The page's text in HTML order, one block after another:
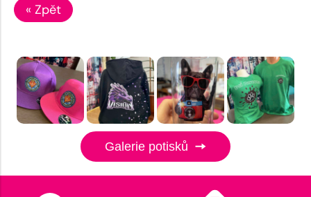
« Zpět
Galerie potisků